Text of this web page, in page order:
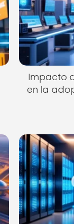
Impacto
en la